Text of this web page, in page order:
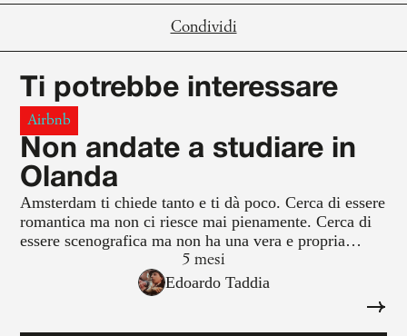
Condividi
Ti potrebbe interessare
Airbnb
Non andate a studiare in
Olanda
Amsterdam ti chiede tanto e ti dà poco. Cerca di essere
romantica ma non ci riesce mai pienamente. Cerca di
essere scenografica ma non ha una vera e propria
geografia letteraria. Una città che a livello di spazi
sociali e culturali è povera e quello che c’è va via via
5 mesi
Edoardo Taddia